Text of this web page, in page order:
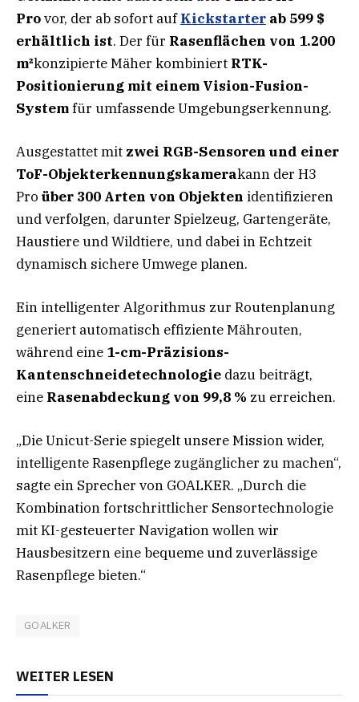
Provor, der ab sofort aufKickstarter ab 599 $
erhältlich ist. Der für Rasenflächen von 1.200
m²konzipierte Mäher kombiniert RTK-
Positionierung mit einem Vision-Fusion-
Systemfür umfassende Umgebungserkennung.
Ausgestattet mit zwei RGB-Sensoren und einer
ToF-Objekterkennungskamerakann der H3
Pro über 300 Arten von Objekten identifizieren
und verfolgen, darunter Spielzeug, Gartengeräte,
Haustiere und Wildtiere, und dabei in Echtzeit
dynamisch sichere Umwege planen.
Ein intelligenter Algorithmus zur Routenplanung
generiert automatisch effiziente Mährouten,
während eine 1-cm-Präzisions-
Kantenschneidetechnologie dazu beiträgt,
eine Rasenabdeckung von 99,8 % zu erreichen.
„Die Unicut-Serie spiegelt unsere Mission wider,
intelligente Rasenpflege zugänglicher zu machen“,
sagte ein Sprecher von GOALKER. „Durch die
Kombination fortschrittlicher Sensortechnologie
mit KI-gesteuerter Navigation wollen wir
Hausbesitzern eine bequeme und zuverlässige
Rasenpflege bieten.“
GOALKER
WEITER LESEN